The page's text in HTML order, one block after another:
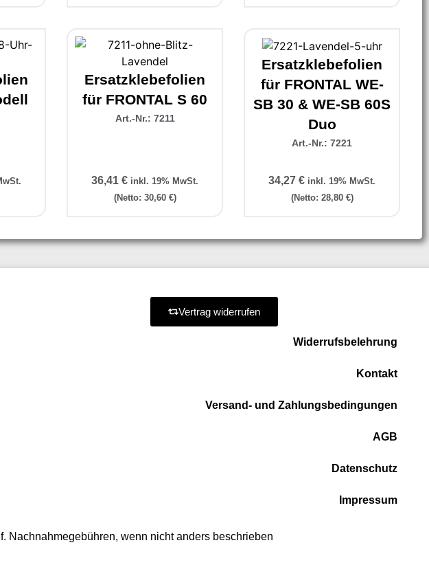
Ersatzklebefolien
für FRONTAL S 60
Art.-Nr.: 7211
36,41 € inkl. 19% MwSt.
(Netto: 30,60 €)
Ersatzklebefolien
für FRONTAL WE-
SB 30 & WE-SB 60S
Duo
Art.-Nr.: 7221
34,27 € inkl. 19% MwSt.
(Netto: 28,80 €)
Vertrag widerrufen
Widerrufsbelehrung
Kontakt
Versand- und Zahlungsbedingungen
AGB
Datenschutz
Impressum
Nachnahmegebühren, wenn nicht anders beschrieben